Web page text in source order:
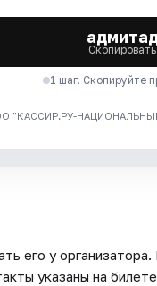
Скопировать
1 шаг. Скопируйте
"КАССИР.РУ-НАЦИОНАЛЬНЫЙ
его у
указаны на